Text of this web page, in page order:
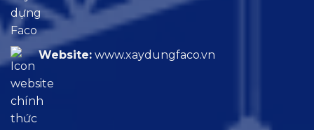
Website: www.xaydungfaco.vn